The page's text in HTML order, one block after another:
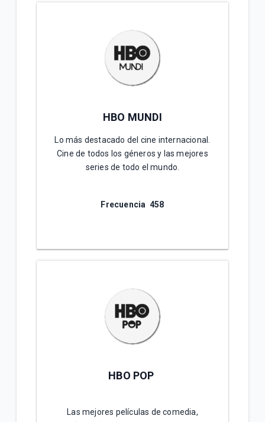
HBO MUNDI
Lo más destacado del cine internacional.
Cine de todos los géneros y las mejores
series de todo el mundo.
Frecuencia 458
HBO POP
Las mejores películas de comedia,